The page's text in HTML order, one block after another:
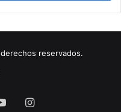
reservados.
YouTubeInstagram